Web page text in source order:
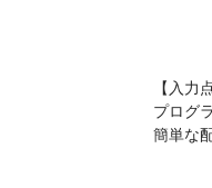
【入力
プログ
簡単な